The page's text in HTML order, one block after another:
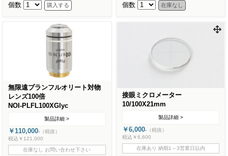
個数 個数
無限遠プランフルオリート対物
レンズ100倍
NOI-PLFL100XGlyc
製品詳細 >
￥110,000- （税抜）
税込￥121,000
在庫なし お問い合わせ下さい
接眼ミクロメーター
10/100X21mm
製品詳細 >
￥6,000- （税抜）
税込￥6,600
在庫あり 納期1～3営業日以内